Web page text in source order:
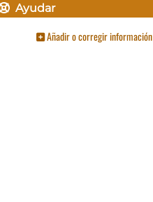
Ayudar
Añadir o corregir información